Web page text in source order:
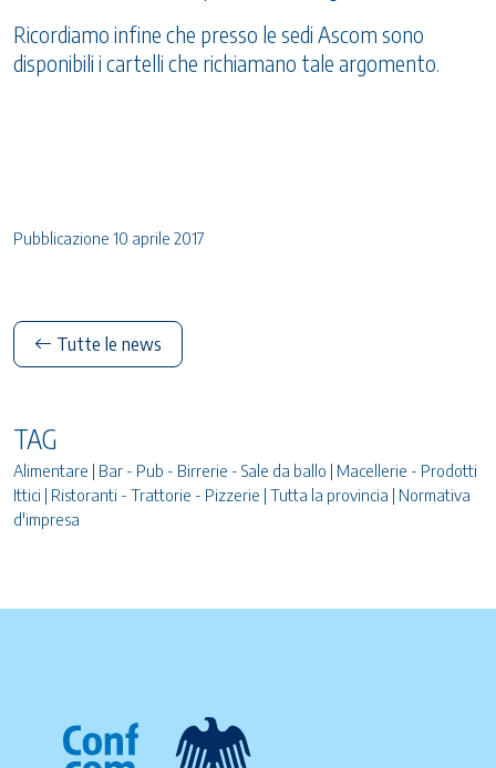
Ricordiamo infine che presso le sedi Ascom sono
disponibili i cartelli che richiamano tale argomento.
Pubblicazione 10 aprile 2017
Tutte le news
TAG
Alimentare | Bar - Pub - Birrerie - Sale da ballo | Macellerie - Prodotti
Ittici | Ristoranti - Trattorie - Pizzerie | Tutta la provincia | Normativa
d'impresa